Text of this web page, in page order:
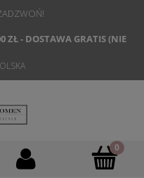
ZŁ - DOSTAWA GRATIS (NIE